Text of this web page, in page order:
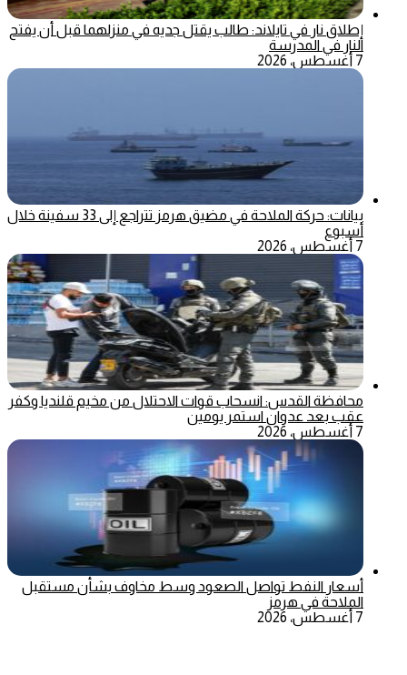
إطلاق نار في تايلاند: طالب يقتل جديه في منزلهما قبل أن يفتح
النار في المدرسة
7 أغسطس، 2026
بيانات: حركة الملاحة في مضيق هرمز تتراجع إلى 33 سفينة خلال
أسبوع
7 أغسطس، 2026
محافظة القدس: انسحاب قوات الاحتلال من مخيم قلنديا وكفر
عقب بعد عدوان استمر يومين
7 أغسطس، 2026
أسعار النفط تواصل الصعود وسط مخاوف بشأن مستقبل
الملاحة في هرمز
7 أغسطس، 2026